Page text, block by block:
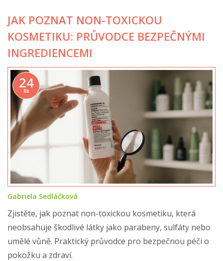
JAK POZNAT NON-TOXICKOU
KOSMETIKU: PRŮVODCE BEZPEČNÝMI
INGREDIENCEMI
24
lis
Gabriela Sedláčková
Zjistěte, jak poznat non-toxickou kosmetiku, která
neobsahuje škodlivé látky jako parabeny, sulfáty nebo
umělé vůně. Praktický průvodce pro bezpečnou péči o
pokožku a zdraví.